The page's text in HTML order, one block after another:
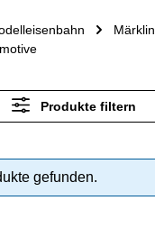
Märklin
Produkte filtern
gefunden.